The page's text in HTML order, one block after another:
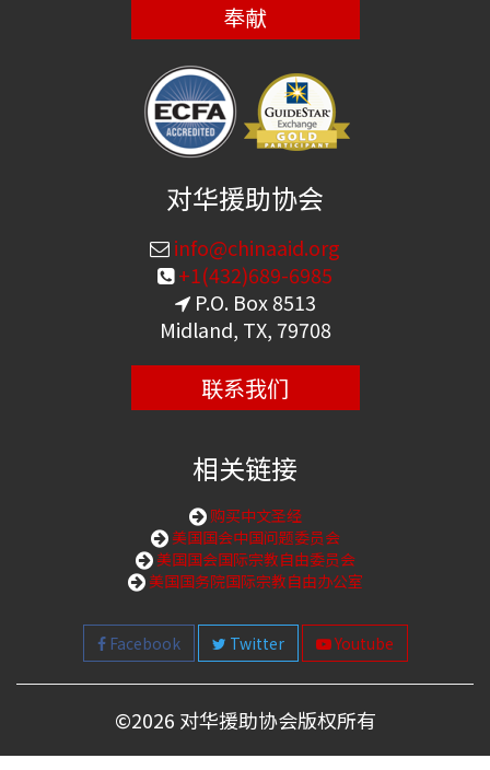
奉献
对华援助协会
info@chinaaid.org
+1(432)689-6985
P.O. Box 8513
Midland, TX, 79708
联系我们
相关链接
购买中文圣经
美国国会中国问题委员会
美国国会国际宗教自由委员会
美国国务院国际宗教自由办公室
Facebook Twitter Youtube
©2026 对华援助协会版权所有